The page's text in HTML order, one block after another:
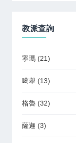
教派查詢
寧瑪 (21)
噶舉 (13)
格魯 (32)
薩迦 (3)